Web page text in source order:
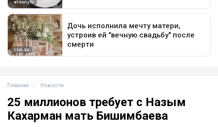
Главная Новости
25 миллионов требует с Назым
Кахарман мать Бишимбаева